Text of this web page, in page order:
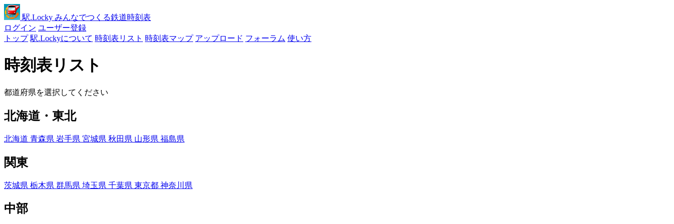
駅.Locky みんなでつくる鉄道時刻表
ログイン ユーザー登録
トップ 駅.Lockyについて 時刻表リスト 時刻表マップ アップロード フォーラム 使い方
時刻表リスト
都道府県を選択してください
北海道・東北
北海道 青森県 岩手県 宮城県 秋田県 山形県 福島県
関東
茨城県 栃木県 群馬県 埼玉県 千葉県 東京都 神奈川県
中部